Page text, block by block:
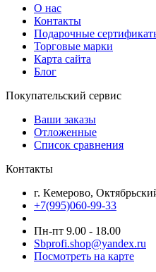
О нас
Контакты
Подарочные
Торговые марки
Карта сайта
Блог
Покупательский сервис
Ваши заказы
Отложенные
Список сравнения
Контакты
г. Кемерово,
+7(995)060-99-33
Пн-пт 9.00 - 18.00
Sbprofi.shop@yandex.ru
Посмотреть на карте